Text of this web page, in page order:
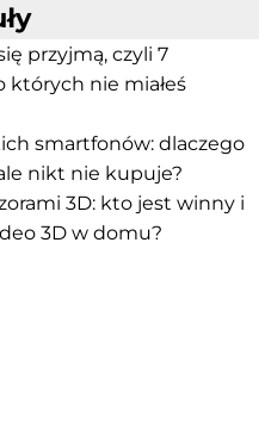
przyjmą, czyli 7
których nie miałeś
smartfonów: dlaczego
nikt nie kupuje?
3D: kto jest winny i
3D w domu?